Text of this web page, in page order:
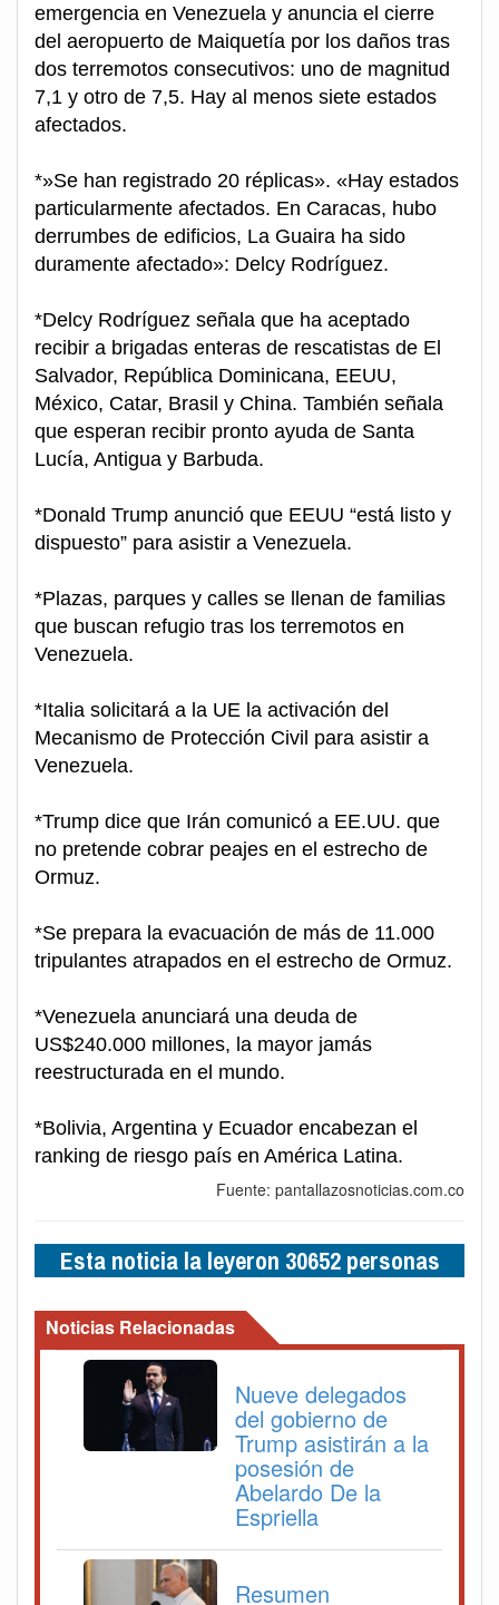
emergencia en Venezuela y anuncia el cierre
del aeropuerto de Maiquetía por los daños tras
dos terremotos consecutivos: uno de magnitud
7,1 y otro de 7,5. Hay al menos siete estados
afectados.
*»Se han registrado 20 réplicas». «Hay estados
particularmente afectados. En Caracas, hubo
derrumbes de edificios, La Guaira ha sido
duramente afectado»: Delcy Rodríguez.
*Delcy Rodríguez señala que ha aceptado
recibir a brigadas enteras de rescatistas de El
Salvador, República Dominicana, EEUU,
México, Catar, Brasil y China. También señala
que esperan recibir pronto ayuda de Santa
Lucía, Antigua y Barbuda.
*Donald Trump anunció que EEUU “está listo y
dispuesto” para asistir a Venezuela.
*Plazas, parques y calles se llenan de familias
que buscan refugio tras los terremotos en
Venezuela.
*Italia solicitará a la UE la activación del
Mecanismo de Protección Civil para asistir a
Venezuela.
*Trump dice que Irán comunicó a EE.UU. que
no pretende cobrar peajes en el estrecho de
Ormuz.
*Se prepara la evacuación de más de 11.000
tripulantes atrapados en el estrecho de Ormuz.
*Venezuela anunciará una deuda de
US$240.000 millones, la mayor jamás
reestructurada en el mundo.
*Bolivia, Argentina y Ecuador encabezan el
ranking de riesgo país en América Latina.
Fuente: pantallazosnoticias.com.co
Esta noticia la leyeron 30652 personas
Noticias Relacionadas
Nueve delegados
del gobierno de
Trump asistirán a la
posesión de
Abelardo De la
Espriella
Resumen